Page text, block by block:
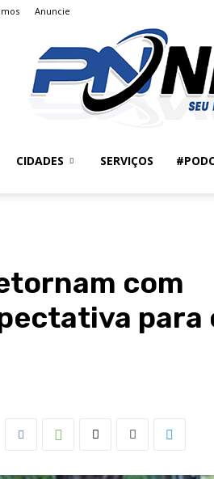
Anuncie
CIDADES SERVIÇOS
com
para